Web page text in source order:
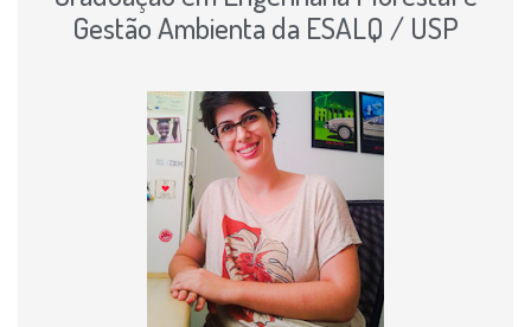
Gestão Ambienta da ESALQ / USP